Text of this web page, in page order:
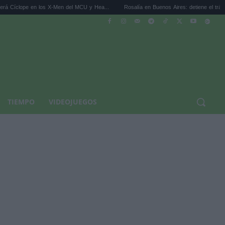
X-Men del MCU y Hea... Rosalía en Buenos Aires: detiene el tráfico y se s...
TIEMPO VIDEOJUEGOS